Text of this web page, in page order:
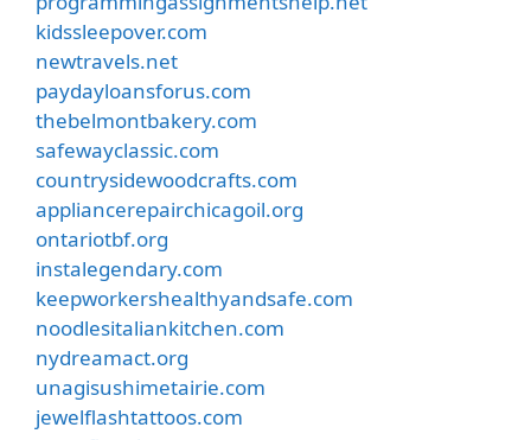
kidssleepover.com
newtravels.net
paydayloansforus.com
thebelmontbakery.com
safewayclassic.com
countrysidewoodcrafts.com
appliancerepairchicagoil.org
ontariotbf.org
instalegendary.com
keepworkershealthyandsafe.com
noodlesitaliankitchen.com
nydreamact.org
unagisushimetairie.com
jewelflashtattoos.com